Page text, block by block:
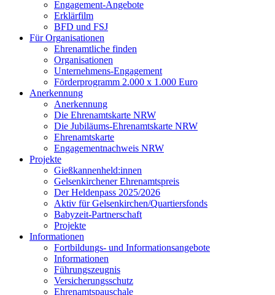
Engagement-Angebote
Erklärfilm
BFD und FSJ
Für Organisationen
Ehrenamtliche finden
Organisationen
Unternehmens-Engagement
Förderprogramm 2.000 x 1.000 Euro
Anerkennung
Anerkennung
Die Ehrenamtskarte NRW
Die Jubiläums-Ehrenamtskarte NRW
Ehrenamtskarte
Engagementnachweis NRW
Projekte
Gießkannenheld:innen
Gelsenkirchener Ehrenamtspreis
Der Heldenpass 2025/2026
Aktiv für Gelsenkirchen/Quartiersfonds
Babyzeit-Partnerschaft
Projekte
Informationen
Fortbildungs- und Informationsangebote
Informationen
Führungszeugnis
Versicherungsschutz
Ehrenamtspauschale